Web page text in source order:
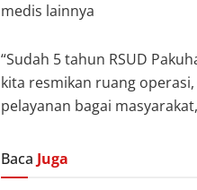
medis lainnya
“Sudah 5 tahun RSUD
kita resmikan ruang
pelayanan bagai
Baca Juga